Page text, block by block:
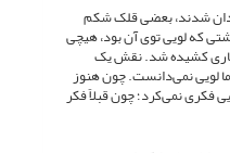
شدند، بعضی قلک شکم
که لویی توی آن بود، هیچی
کشیده شد. نقش یک
لویی نمی‌دانست. چون هنوز
فکری نمی‌کرد؛ چون قبلاً فکر